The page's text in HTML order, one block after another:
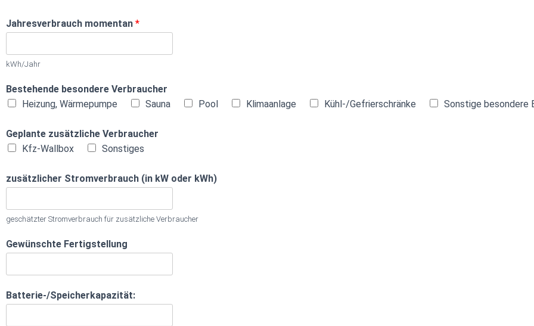
Jahresverbrauch momentan *
kWh/Jahr
Bestehende besondere Verbraucher
Heizung, Wärmepumpe
Sauna Pool Klimaanlage Kühl-/Gefrierschränke Sonstige besondere
Geplante zusätzliche Verbraucher
Kfz-Wallbox
Sonstiges
zusätzlicher Stromverbrauch (in kW oder kWh)
geschätzter Stromverbrauch für zusätzliche Verbraucher
Gewünschte Fertigstellung
Batterie-/Speicherkapazität: